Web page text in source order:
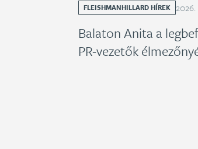
FLEISHMANHILLARD HÍREK 2026.
Balaton Anita a
PR-vezetők